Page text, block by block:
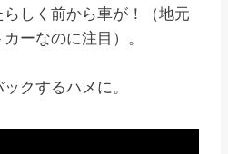
しく前から車が！（地元
ーなのに注目）。
クするハメに。